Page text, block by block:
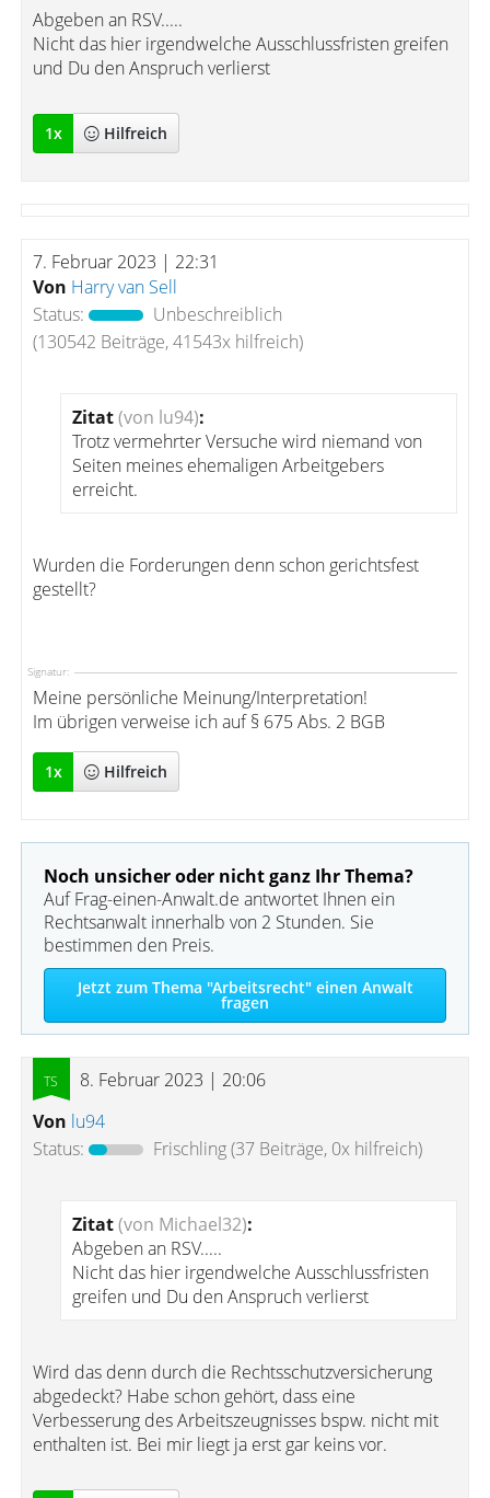
Abgeben an RSV.....
Nicht das hier irgendwelche Ausschlussfristen greifen
und Du den Anspruch verlierst
1x Hilfreich
7. Februar 2023 | 22:31
Von Harry van Sell
Status:
Unbeschreiblich
(130542 Beiträge, 41543x hilfreich)
Zitat(von lu94):
Trotz vermehrter Versuche wird niemand von
Seiten meines ehemaligen Arbeitgebers
erreicht.
Wurden die Forderungen denn schon gerichtsfest
gestellt?
Signatur:
Meine persönliche Meinung/Interpretation!
Im übrigen verweise ich auf § 675 Abs. 2 BGB
1x Hilfreich
Noch unsicher oder nicht ganz Ihr Thema?
Auf Frag-einen-Anwalt.de antwortet Ihnen ein
Rechtsanwalt innerhalb von 2 Stunden. Sie
bestimmen den Preis.
Jetzt zum Thema "Arbeitsrecht" einen Anwalt
fragen
8. Februar 2023 | 20:06
Von lu94
Status:
Frischling(37 Beiträge, 0x hilfreich)
Zitat(von Michael32):
Abgeben an RSV.....
Nicht das hier irgendwelche Ausschlussfristen
greifen und Du den Anspruch verlierst
Wird das denn durch die Rechtsschutzversicherung
abgedeckt? Habe schon gehört, dass eine
Verbesserung des Arbeitszeugnisses bspw. nicht mit
enthalten ist. Bei mir liegt ja erst gar keins vor.